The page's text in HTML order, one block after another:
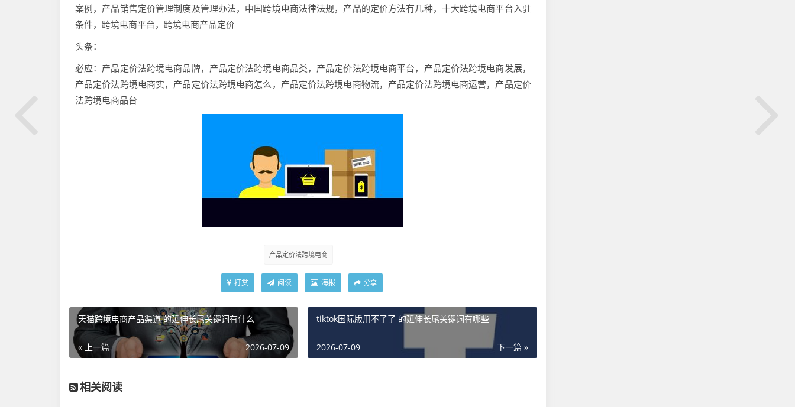
案例，产品销售定价管理制度及管理办法，中国跨境电商法律法规，产品的定价方法有几种，十大跨境电商平台入驻
条件，跨境电商平台，跨境电商产品定价
头条：
必应：产品定价法跨境电商品牌，产品定价法跨境电商品类，产品定价法跨境电商平台，产品定价法跨境电商发展，
产品定价法跨境电商实，产品定价法跨境电商怎么，产品定价法跨境电商物流，产品定价法跨境电商运营，产品定价
法跨境电商品台
产品定价法跨境电商
打赏 阅读 海报 分享
天猫跨境电商产品渠道 的延伸长尾关键词有什么
« 上一篇 2026-07-09
tiktok国际版用不了了 的延伸长尾关键词有哪些
下一篇 »
2026-07-09
相关阅读